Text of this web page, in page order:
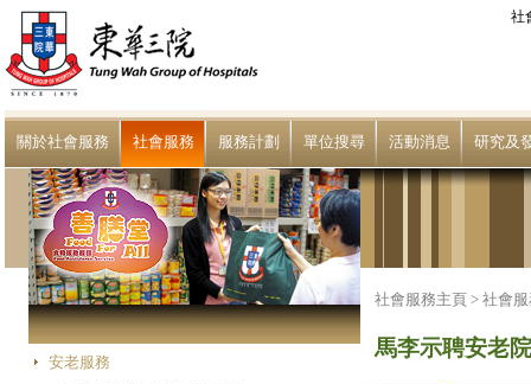
社
關於社會服務 社會服務 服務計劃 單位搜尋 活動消息 研究及
安老服務
社會服務主頁 > 社會
馬李示聘安老院